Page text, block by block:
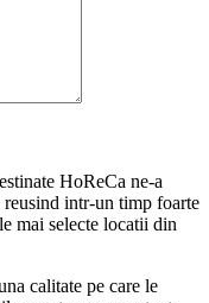
HoReCa ne-a
intr-un timp foarte
mai selecte locatii din
calitate pe care le